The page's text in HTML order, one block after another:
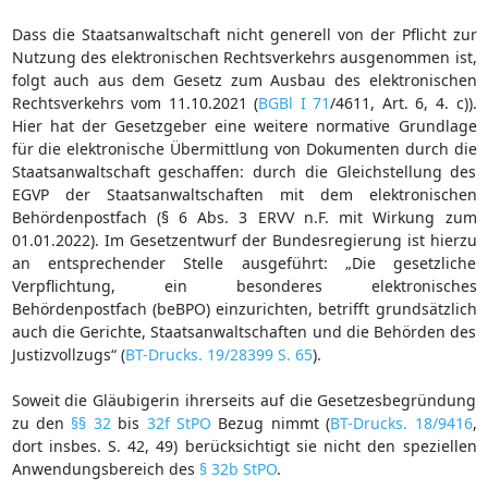
Dass die Staatsanwaltschaft nicht generell von der Pflicht zur
Nutzung des elektronischen Rechtsverkehrs ausgenommen ist,
folgt auch aus dem Gesetz zum Ausbau des elektronischen
Rechtsverkehrs vom 11.10.2021 (BGBl I 71/4611, Art. 6, 4. c)).
Hier hat der Gesetzgeber eine weitere normative Grundlage
für die elektronische Übermittlung von Dokumenten durch die
Staatsanwaltschaft geschaffen: durch die Gleichstellung des
EGVP der Staatsanwaltschaften mit dem elektronischen
Behördenpostfach (§ 6 Abs. 3 ERVV n.F. mit Wirkung zum
01.01.2022). Im Gesetzentwurf der Bundesregierung ist hierzu
an entsprechender Stelle ausgeführt: „Die gesetzliche
Verpflichtung, ein besonderes elektronisches
Behördenpostfach (beBPO) einzurichten, betrifft grundsätzlich
auch die Gerichte, Staatsanwaltschaften und die Behörden des
Justizvollzugs“ (BT-Drucks. 19/28399 S. 65).
Soweit die Gläubigerin ihrerseits auf die Gesetzesbegründung
zu den §§ 32 bis 32f StPO Bezug nimmt (BT-Drucks. 18/9416,
dort insbes. S. 42, 49) berücksichtigt sie nicht den speziellen
Anwendungsbereich des § 32b StPO.